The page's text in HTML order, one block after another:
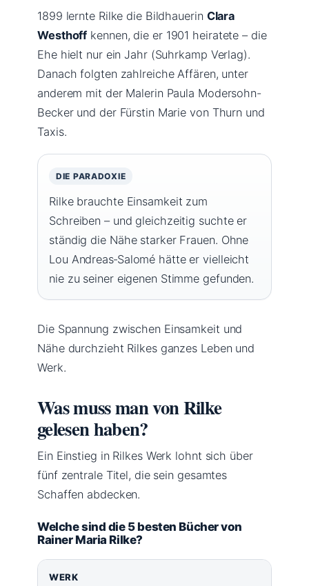
1899 lernte Rilke die Bildhauerin Clara
Westhoff kennen, die er 1901 heiratete – die
Ehe hielt nur ein Jahr (Suhrkamp Verlag).
Danach folgten zahlreiche Affären, unter
anderem mit der Malerin Paula Modersohn-
Becker und der Fürstin Marie von Thurn und
Taxis.
DIE PARADOXIE
Rilke brauchte Einsamkeit zum
Schreiben – und gleichzeitig suchte er
ständig die Nähe starker Frauen. Ohne
Lou Andreas‑Salomé hätte er vielleicht
nie zu seiner eigenen Stimme gefunden.
Die Spannung zwischen Einsamkeit und
Nähe durchzieht Rilkes ganzes Leben und
Werk.
Was muss man von Rilke
gelesen haben?
Ein Einstieg in Rilkes Werk lohnt sich über
fünf zentrale Titel, die sein gesamtes
Schaffen abdecken.
Welche sind die 5 besten Bücher von
Rainer Maria Rilke?
WERK